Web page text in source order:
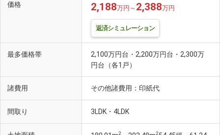
価格 2,188万円～ 2,388万円
返済シミュレーション
最多価格帯
2,100万円台・2,200万円台・2,300万
円台（各1戸）
諸費用 その他諸費用：印紙代
間取り 3LDK・4LDK
2 2